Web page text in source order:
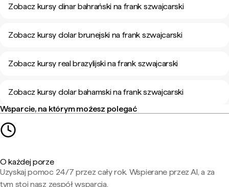
Zobacz kursy dinar bahrański na frank szwajcarski
Zobacz kursy dolar brunejski na frank szwajcarski
Zobacz kursy real brazylijski na frank szwajcarski
Zobacz kursy dolar bahamski na frank szwajcarski
Wsparcie, na którym możesz polegać
O każdej porze
Uzyskaj pomoc 24/7 przez cały rok. Wspierane przez AI, a za
tym stoi nasz zespół wsparcia.